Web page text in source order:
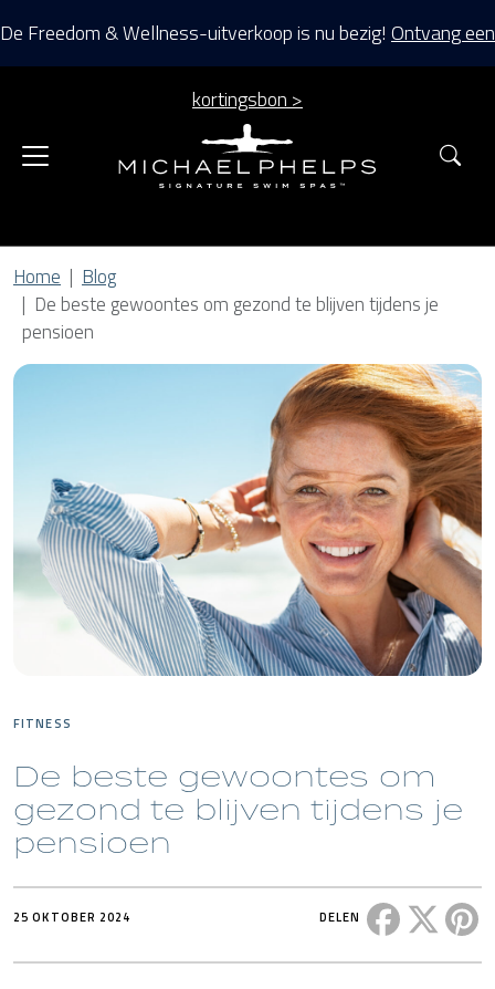
De Freedom & Wellness-uitverkoop is nu bezig! Ontvang een
kortingsbon >
Home
Blog
De beste gewoontes om gezond te blijven tijdens je
pensioen
FITNESS
De beste gewoontes om
gezond te blijven tijdens je
pensioen
25 OKTOBER 2024 DELEN Deel ditDeel